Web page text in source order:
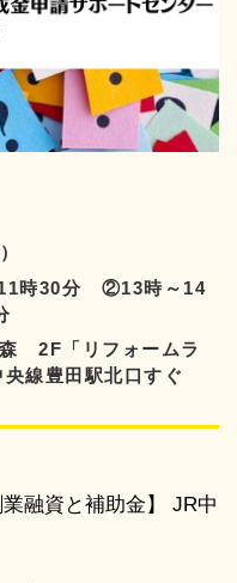
時30分 ②13時～14
森 2F「リフォームラ
線豊田駅北口すぐ
融資と補助金】 JR中